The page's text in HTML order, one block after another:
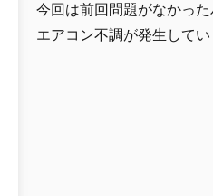
今回は前回問題がなかった
エアコン不調が発生してい